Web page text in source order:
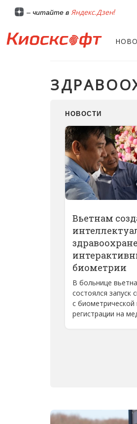
– читайте в Яндекс.Дзен!
НОВОСТИ
Вьетнам
биометрии
В больнице
состоялся запуск
с
регистрации на